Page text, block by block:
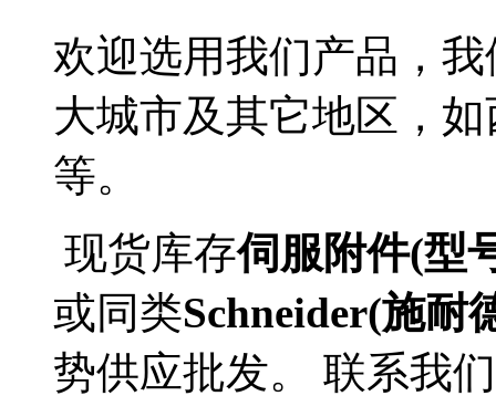
欢迎选用我们产品，
大城市及其它地区，
等。
现货库存伺服附件(型
或同类Schneider(施耐
势供应批发。 联系我